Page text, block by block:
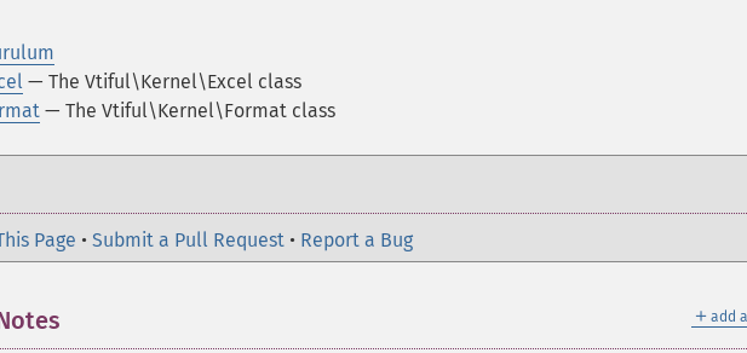
— The Vtiful\Kernel\Excel class
— The Vtiful\Kernel\Format class
Page • Submit a Pull Request • Report a Bug
＋ add